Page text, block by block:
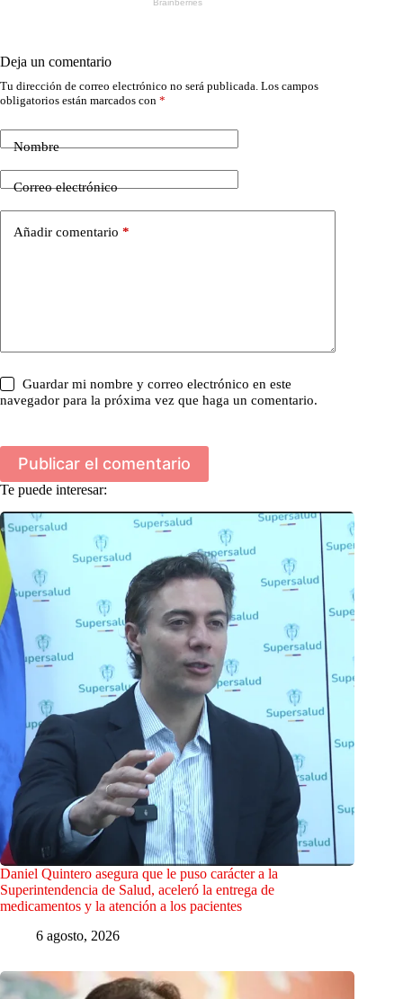
Deja un comentario
Tu dirección de correo electrónico no será publicada. Los campos
obligatorios están marcados con *
Nombre
Correo electrónico
Añadir comentario *
Guardar mi nombre y correo electrónico en este
navegador para la próxima vez que haga un comentario.
Publicar el comentario
Te puede interesar:
Daniel Quintero asegura que le puso carácter a la
Superintendencia de Salud, aceleró la entrega de
medicamentos y la atención a los pacientes
6 agosto, 2026